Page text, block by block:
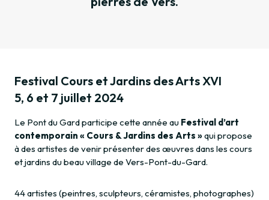
Festival Cours et Jardins des Arts XVI
5, 6 et 7 juillet 2024
Le Pont du Gard participe cette année au Festival d’art
contemporain « Cours & Jardins des Arts »qui propose
à des artistes de venir présenter des œuvres dans les cours
et jardins du beau village de Vers-Pont-du-Gard.
44 artistes (peintres, sculpteurs, céramistes, photographes)